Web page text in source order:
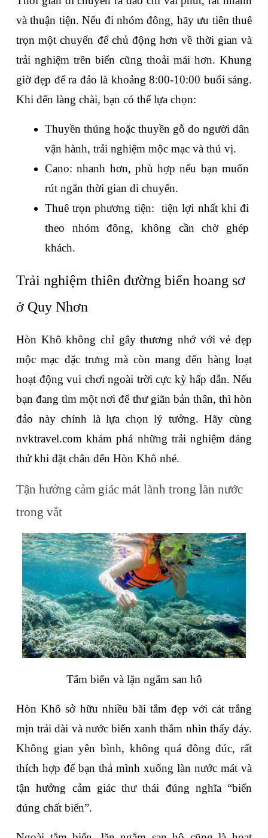
và thuận tiện. Nếu đi nhóm đông, hãy ưu tiên thuê
trọn một chuyến để chủ động hơn về thời gian và
trải nghiệm trên biển cũng thoải mái hơn. Khung
giờ đẹp để ra đảo là khoảng 8:00-10:00 buổi sáng.
Khi đến làng chài, bạn có thể lựa chọn:
Thuyền thúng hoặc thuyền gỗ do người dân
vận hành, trải nghiệm mộc mạc và thú vị.
Cano: nhanh hơn, phù hợp nếu bạn muốn
rút ngắn thời gian di chuyển.
Thuê trọn phương tiện:  tiện lợi nhất khi đi
theo nhóm đông, không cần chờ ghép
khách.
Trải nghiệm thiên đường biển hoang sơ
ở Quy Nhơn
Hòn Khô không chỉ gây thương nhớ với vẻ đẹp
mộc mạc đặc trưng mà còn mang đến hàng loạt
hoạt động vui chơi ngoài trời cực kỳ hấp dẫn. Nếu
bạn đang tìm một nơi để thư giãn bản thân, thì hòn
đảo này chính là lựa chọn lý tưởng. Hãy cùng
nvktravel.com khám phá những trải nghiệm đáng
thử khi đặt chân đến Hòn Khô nhé.
Tận hưởng cảm giác mát lành trong làn nước
trong vắt
Tắm biển và lặn ngắm san hô
Hòn Khô sở hữu nhiều bãi tắm đẹp với cát trắng
mịn trải dài và nước biển xanh thẳm nhìn thấy đáy.
Không gian yên bình, không quá đông đúc, rất
thích hợp để bạn thả mình xuống làn nước mát và
tận hưởng cảm giác thư thái đúng nghĩa “biển
đúng chất biển”.